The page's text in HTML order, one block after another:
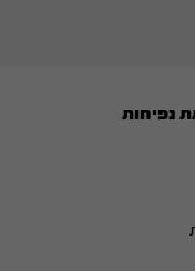
נפיחות